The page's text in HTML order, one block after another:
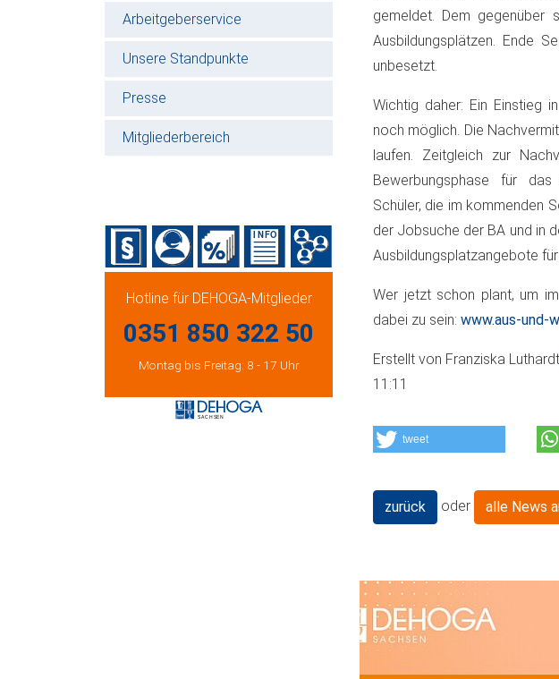
Arbeitgeberservice
Unsere Standpunkte
Presse
Mitgliederbereich
Hotline für DEHOGA-Mitglieder
0351 850 322 50
Montag bis Freitag: 8 - 17 Uhr
gemeldet. Dem gegenüber
Ausbildungsplätzen. Ende
unbesetzt.
Wichtig daher: Ein Einstieg
noch möglich. Die
laufen. Zeitgleich zur
Bewerbungsphase für das
Schüler, die im kommenden
der Jobsuche der BA und in
Ausbildungsplatzangebote
Wer jetzt schon plant, um
dabei zu sein: www.aus-und-
Erstellt von Franziska Luthardt
11:11
tweet
zurück oder alle News